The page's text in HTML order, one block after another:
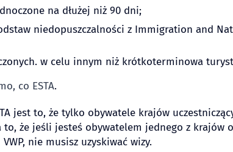
na dłużej niż 90 dni;
niedopuszczalności z Immigration and
w celu innym niż krótkoterminowa
co ESTA.
jest to, że tylko obywatele krajów
że jeśli jesteś obywatelem jednego z
nie musisz uzyskiwać wizy.